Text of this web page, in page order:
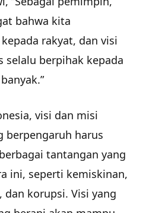
bahwa kita
rakyat, dan visi
selalu berpihak kepada
visi dan misi
berpengaruh harus
tantangan yang
ini, seperti kemiskinan,
korupsi. Visi yang